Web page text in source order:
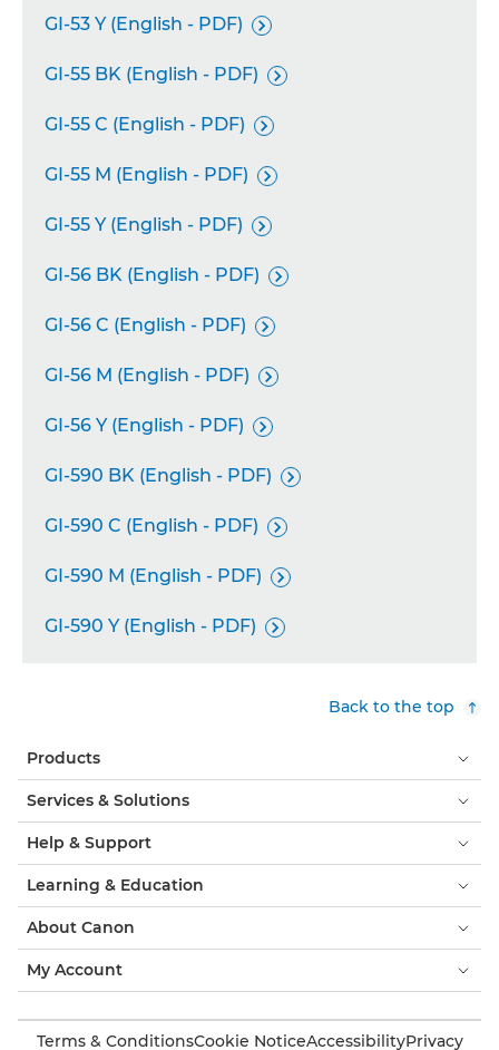
GI-53 Y (English - PDF) 
GI-55 BK (English - PDF) 
GI-55 C (English - PDF) 
GI-55 M (English - PDF) 
GI-55 Y (English - PDF) 
GI-56 BK (English - PDF) 
GI-56 C (English - PDF) 
GI-56 M (English - PDF) 
GI-56 Y (English - PDF) 
GI-590 BK (English - PDF) 
GI-590 C (English - PDF) 
GI-590 M (English - PDF) 
GI-590 Y (English - PDF) 
Back to the top
Products
Services & Solutions
Help & Support
Learning & Education
About Canon
My Account
Terms & ConditionsCookie NoticeAccessibilityPrivacy